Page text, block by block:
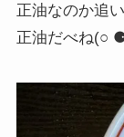
正油なのか追
正油だべね(○